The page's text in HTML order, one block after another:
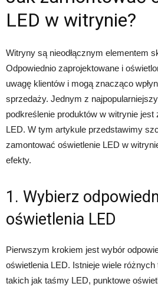
LED w witrynie?
Witryny są nieodłącznym elementem
Odpowiednio zaprojektowane i
uwagę klientów i mogą znacząco
sprzedaży. Jednym z
podkreślenie produktów w witrynie
LED. W tym artykule przedstawimy
zamontować oświetlenie LED w
efekty.
1. Wybierz
oświetlenia LED
Pierwszym krokiem jest wybór
oświetlenia LED. Istnieje wiele
takich jak taśmy LED, punktowe